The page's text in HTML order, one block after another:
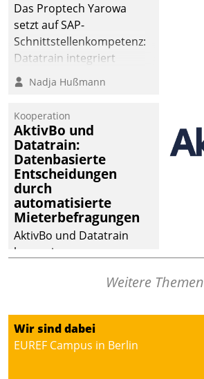
Das Proptech Yarowa
setzt auf SAP-
Schnittstellenkompetenz:
Datatrain integriert
Yarowas Portal zur
Vergabe und Verwaltung
operativen
Instandhaltung in die
SAP-Systemlandschaft
deutscher
Wohnungsunternehmen
– und beschleunigt damit
den Weg vom
Mieteranliegen zum
Dienstleisterauftrag.
Nadja Hußmann
Kooperation
AktivBo und
Datatrain:
Datenbasierte
Entscheidungen
durch
automatisierte
Mieterbefragungen
AktivBo und Datatrain
kooperieren –
profitieren: Die nahtlose
von AktivBo und
Datatrain ermöglicht
automatisiert ausgelöste,
Weitere Themen
Wir sind dabei
EUREF Campus in Berlin